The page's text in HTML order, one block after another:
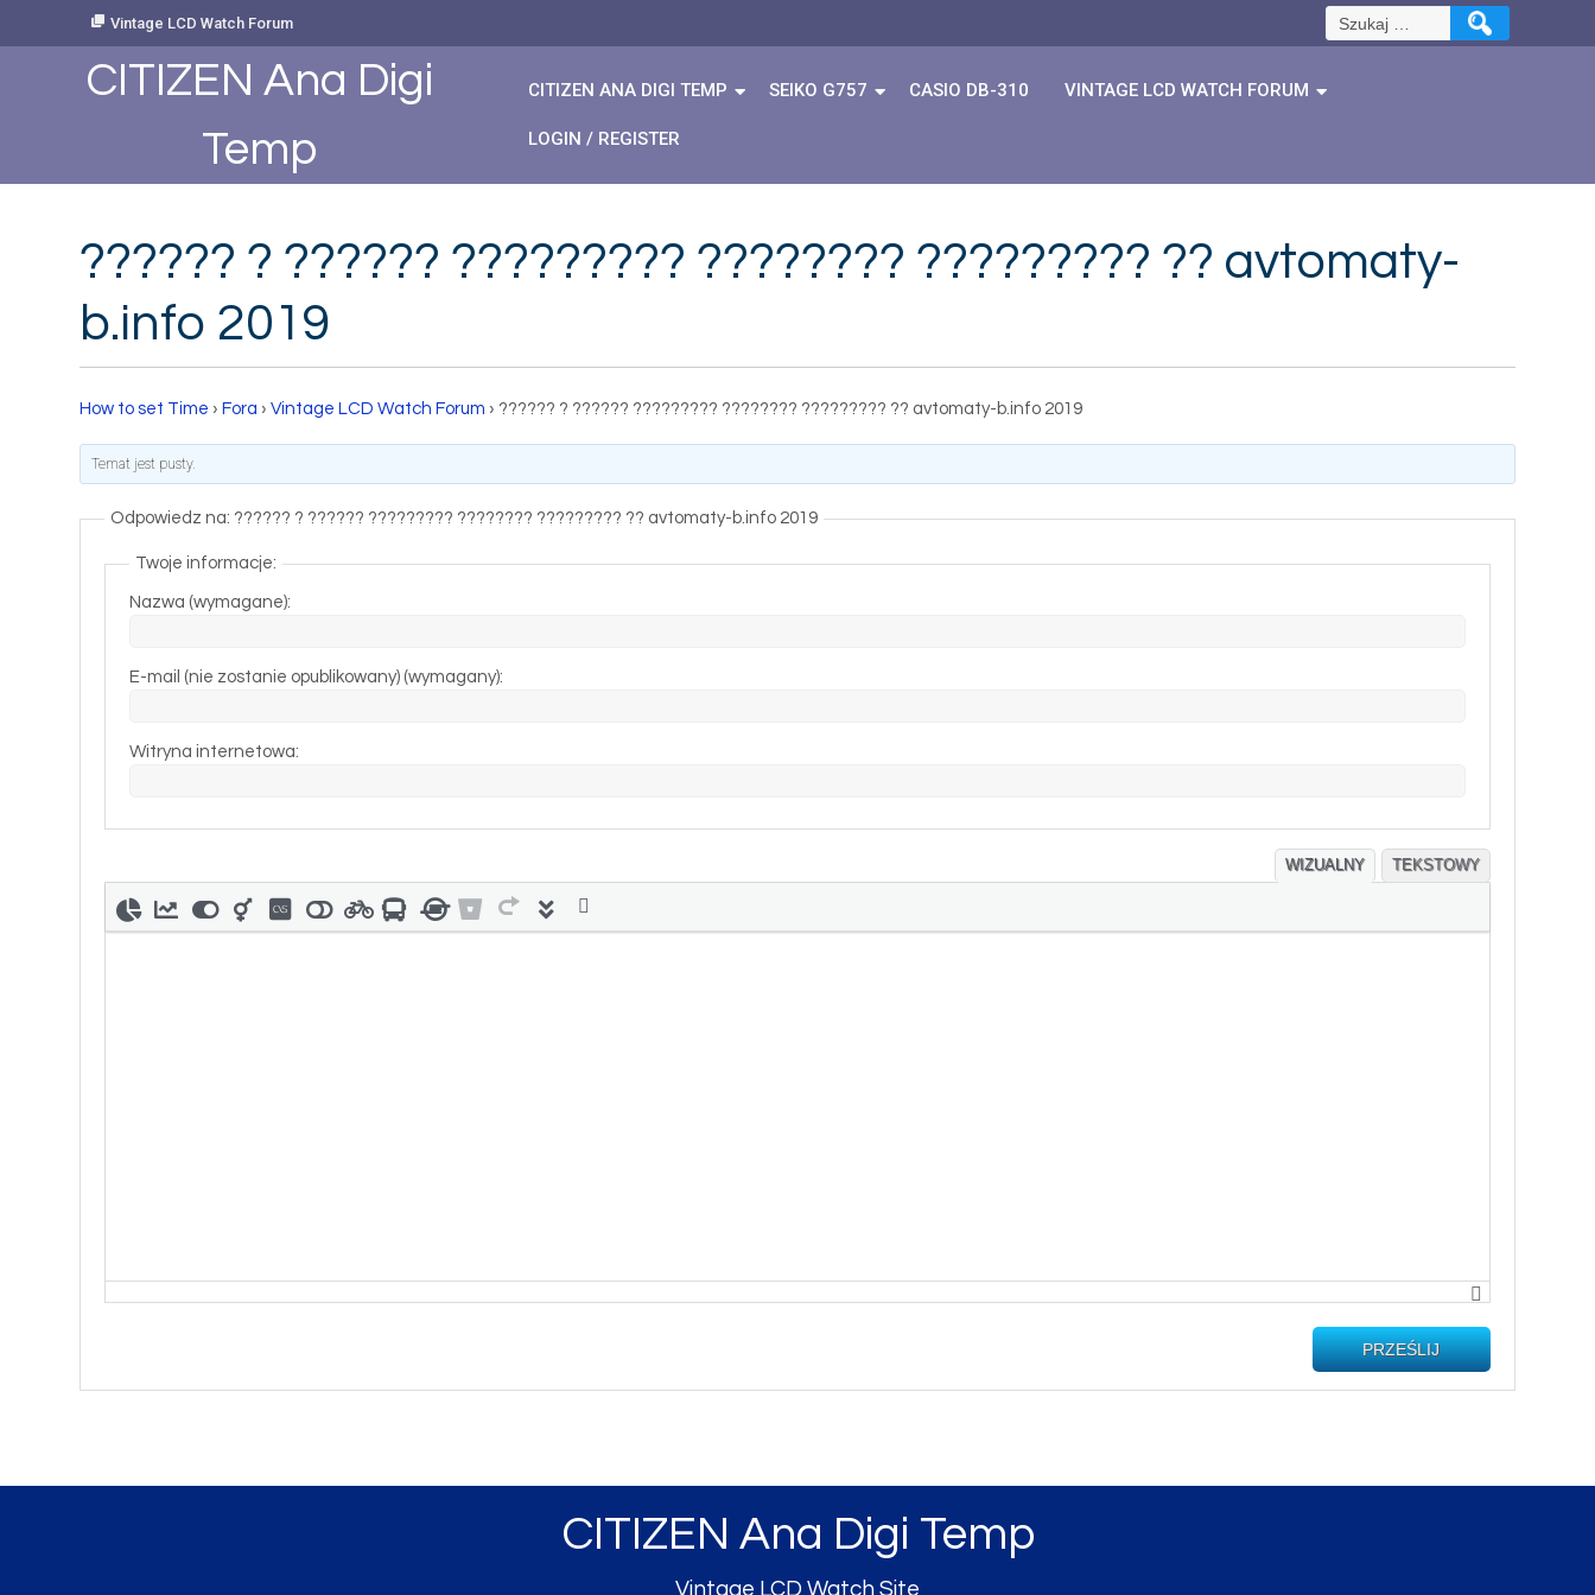
Vintage LCD Watch Forum Szukaj:
CITIZEN Ana Digi
Temp
CITIZEN ANA DIGI TEMP SEIKO G757 CASIO DB-310 VINTAGE LCD WATCH FORUM
LOGIN / REGISTER
?????? ? ?????? ????????? ???????? ????????? ?? avtomaty-
b.info 2019
How to set Time › Fora › Vintage LCD Watch Forum › ?????? ? ?????? ????????? ???????? ????????? ?? avtomaty-b.info 2019
Temat jest pusty.
Odpowiedz na: ?????? ? ?????? ????????? ???????? ????????? ?? avtomaty-b.info 2019
Twoje informacje:
Nazwa (wymagane):
E-mail (nie zostanie opublikowany) (wymagany):
Witryna internetowa:
WIZUALNY TEKSTOWY
PRZEŚLIJ
CITIZEN Ana Digi Temp
Vintage LCD Watch Site